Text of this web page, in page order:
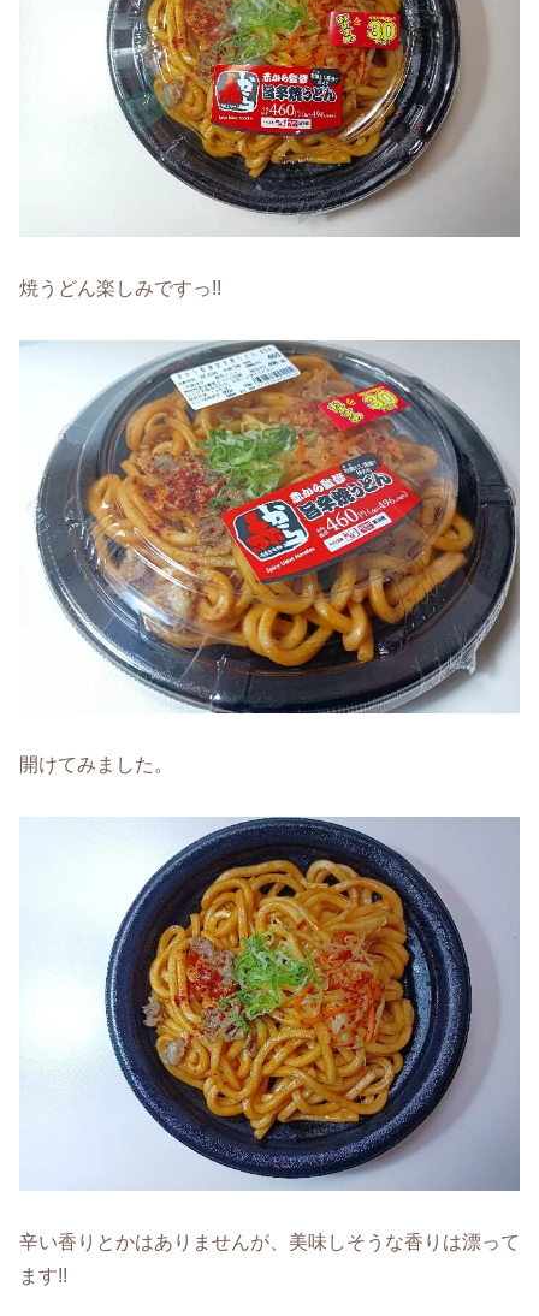
焼うどん楽しみですっ!!
開けてみました。
辛い香りとかはありませんが、美味しそうな香りは漂って
ます!!